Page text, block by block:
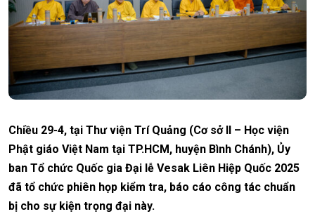
Chiều 29-4, tại Thư viện Trí Quảng (Cơ sở II – Học viện
Phật giáo Việt Nam tại TP.HCM, huyện Bình Chánh), Ủy
ban Tổ chức Quốc gia Đại lễ Vesak Liên Hiệp Quốc 2025
đã tổ chức phiên họp kiểm tra, báo cáo công tác chuẩn
bị cho sự kiện trọng đại này.